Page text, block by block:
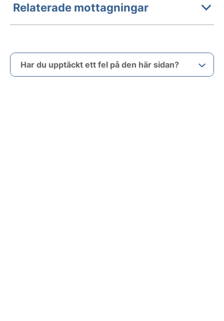
Relaterade mottagningar
Har du upptäckt ett fel på den här sidan?